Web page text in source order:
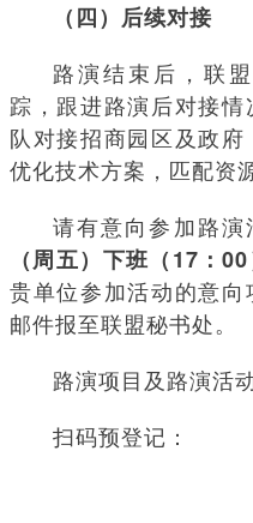
（四）后续对接
路演结束后，联
踪，跟进路演后对接
队对接招商园区及政府
优化技术方案，匹配资源
请有意向参加路
（周五）下班（17：
贵单位参加活动的意
邮件报至联盟秘书处。
路演项目及路演活
扫码预登记：